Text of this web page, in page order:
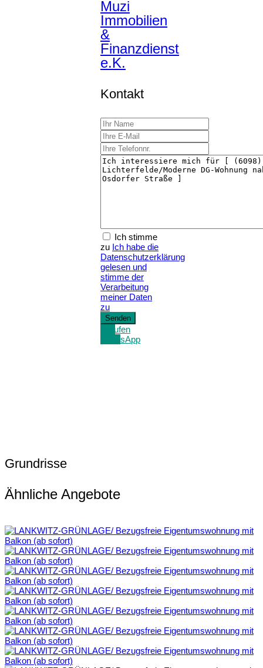
Muzi
Immobilien
&
Finanzdienst
e.K.
Kontakt
Ich stimme
zu Ich habe die
Datenschutzerklärung
gelesen und
stimme der
Verarbeitung
meiner Daten
zu
Anrufen
WhatsApp
Grundrisse
Ähnliche Angebote